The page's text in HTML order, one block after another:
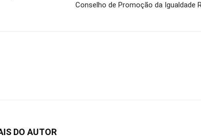
Conselho de Promoção da Igualdade
DO AUTOR